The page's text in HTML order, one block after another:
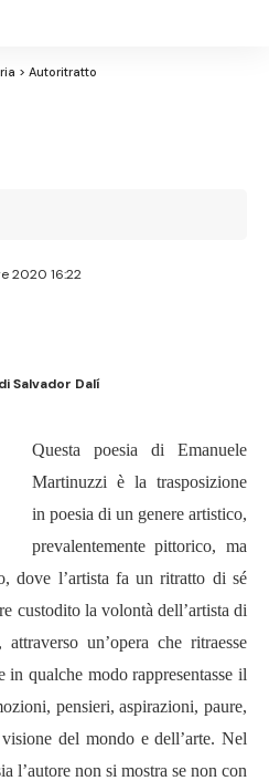
> Autoritratto
2020 16:22
Salvador Dalí
Questa poesia di Emanuele
Martinuzzi è la trasposizione
in poesia di un genere artistico,
prevalentemente pittorico, ma
dove l’artista fa un ritratto di sé
custodito la volontà dell’artista di
un’opera che ritraesse
in qualche modo rappresentasse il
pensieri, aspirazioni, paure,
del mondo e dell’arte. Nel
l’autore non si mostra se non con